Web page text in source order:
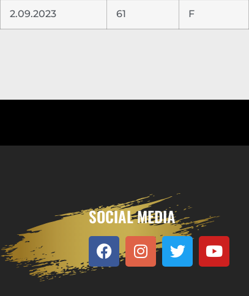
2.09.2023 61 F
SOCIAL MEDIA